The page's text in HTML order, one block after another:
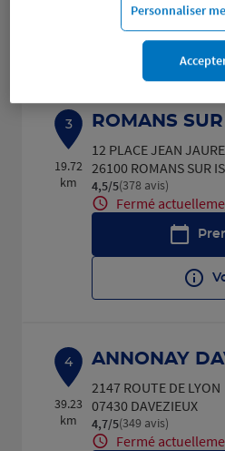
3
19.72
km
ROMANS
12 PLACE JEAN
26100 ROMANS SUR
4,5/5Note de 4.5 sur 5
(378 avis)
Fermé
4
39.23
km
ANNONAY
2147 ROUTE DE LYON
07430 DAVEZIEUX
4,7/5Note de 4.7 sur 5
(349 avis)
Fermé
Personnaliser